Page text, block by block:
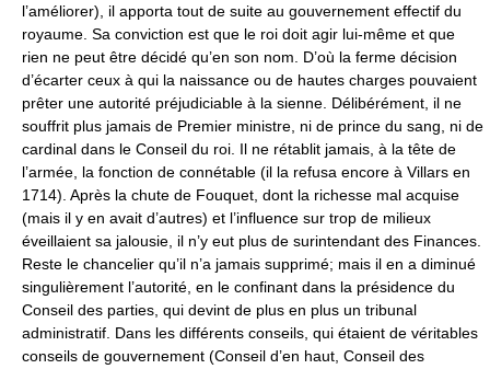
l’améliorer), il apporta tout de suite au gouvernement effectif du
royaume. Sa conviction est que le roi doit agir lui-même et que
rien ne peut être décidé qu’en son nom. D’où la ferme décision
d’écarter ceux à qui la naissance ou de hautes charges pouvaient
prêter une autorité préjudiciable à la sienne. Délibérément, il ne
souffrit plus jamais de Premier ministre, ni de prince du sang, ni de
cardinal dans le Conseil du roi. Il ne rétablit jamais, à la tête de
l’armée, la fonction de connétable (il la refusa encore à Villars en
1714). Après la chute de Fouquet, dont la richesse mal acquise
(mais il y en avait d’autres) et l’influence sur trop de milieux
éveillaient sa jalousie, il n’y eut plus de surintendant des Finances.
Reste le chancelier qu’il n’a jamais supprimé; mais il en a diminué
singulièrement l’autorité, en le confinant dans la présidence du
Conseil des parties, qui devint de plus en plus un tribunal
administratif. Dans les différents conseils, qui étaient de véritables
conseils de gouvernement (Conseil d’en haut, Conseil des